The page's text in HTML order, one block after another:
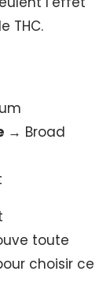
THC.
→ Broad
toute
choisir ce